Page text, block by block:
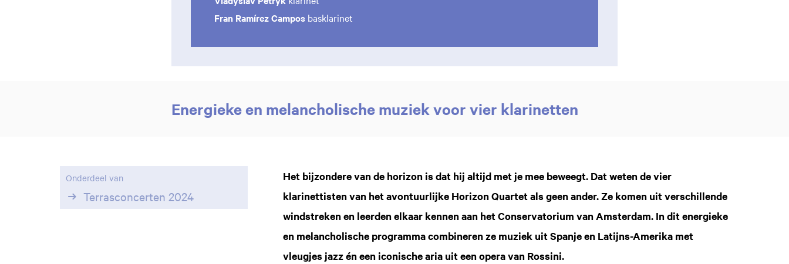
Fran Ramírez Campos basklarinet
Energieke en melancholische muziek voor vier klarinetten
Het bijzondere van de horizon is dat hij altijd met je mee beweegt. Dat weten de vier
klarinettisten van het avontuurlijke Horizon Quartet als geen ander. Ze komen uit verschillende
windstreken en leerden elkaar kennen aan het Conservatorium van Amsterdam. In dit energieke
en melancholische programma combineren ze muziek uit Spanje en Latijns-Amerika met
vleugjes jazz én een iconische aria uit een opera van Rossini.
Onderdeel van
Terrasconcerten 2024